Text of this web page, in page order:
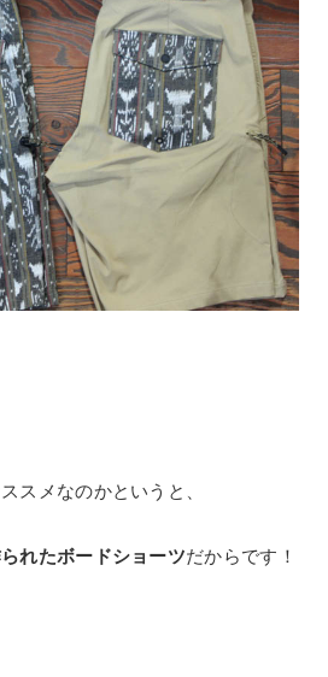
スメなのかというと、
れたボードショーツだからです！